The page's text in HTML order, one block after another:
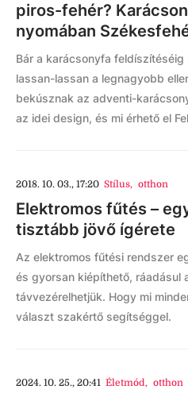
piros-fehér?
nyomában
Bár a karácsonyfa
lassan-lassan a legnagyobb
bekúsznak az adventi-
az idei design, és mi érhető el
2018. 10. 03., 17:20 Stílus, otthon
Elektromos fűtés –
tisztább jövő ígérete
Az elektromos fűtési rendszer
és gyorsan kiépíthető, ráadásul
távvezérelhetjük. Hogy mi
választ szakértő segítséggel.
2024. 10. 25., 20:41 Életmód, otthon